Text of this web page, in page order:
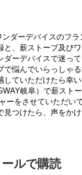
ダーデバイスのフラ
と、薪ストーブ及び
ダーデバイスで迷っ
で悩んでいらっしゃ
ていただけたら幸い
岐阜）で薪スト
ーをさせていただい
見つけたら、声をか
ルで購読